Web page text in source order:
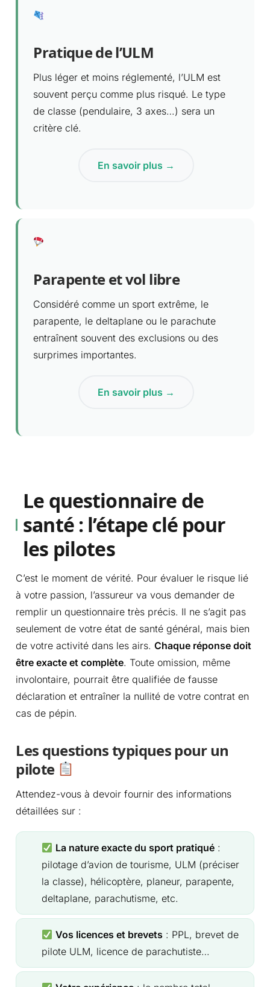
Pratique de l’ULM
Plus léger et moins réglementé, l’ULM est
souvent perçu comme plus risqué. Le type
de classe (pendulaire, 3 axes…) sera un
critère clé.
En savoir plus →
Parapente et vol libre
Considéré comme un sport extrême, le
parapente, le deltaplane ou le parachute
entraînent souvent des exclusions ou des
surprimes importantes.
En savoir plus →
Le questionnaire de
santé : l’étape clé pour
les pilotes
C’est le moment de vérité. Pour évaluer le risque lié
à votre passion, l’assureur va vous demander de
remplir un questionnaire très précis. Il ne s’agit pas
seulement de votre état de santé général, mais bien
de votre activité dans les airs.Chaque réponse doit
être exacte et complète. Toute omission, même
involontaire, pourrait être qualifiée de fausse
déclaration et entraîner la nullité de votre contrat en
cas de pépin.
Les questions typiques pour un
pilote
Attendez-vous à devoir fournir des informations
détaillées sur :
La nature exacte du sport pratiqué :
pilotage d’avion de tourisme, ULM (préciser
la classe), hélicoptère, planeur, parapente,
deltaplane, parachutisme, etc.
Vos licences et brevets : PPL, brevet de
pilote ULM, licence de parachutiste…